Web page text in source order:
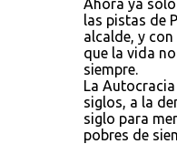
Ahora ya
las pistas de
alcalde, y con
que la vida
siempre.
La
siglos, a la
siglo para
pobres de